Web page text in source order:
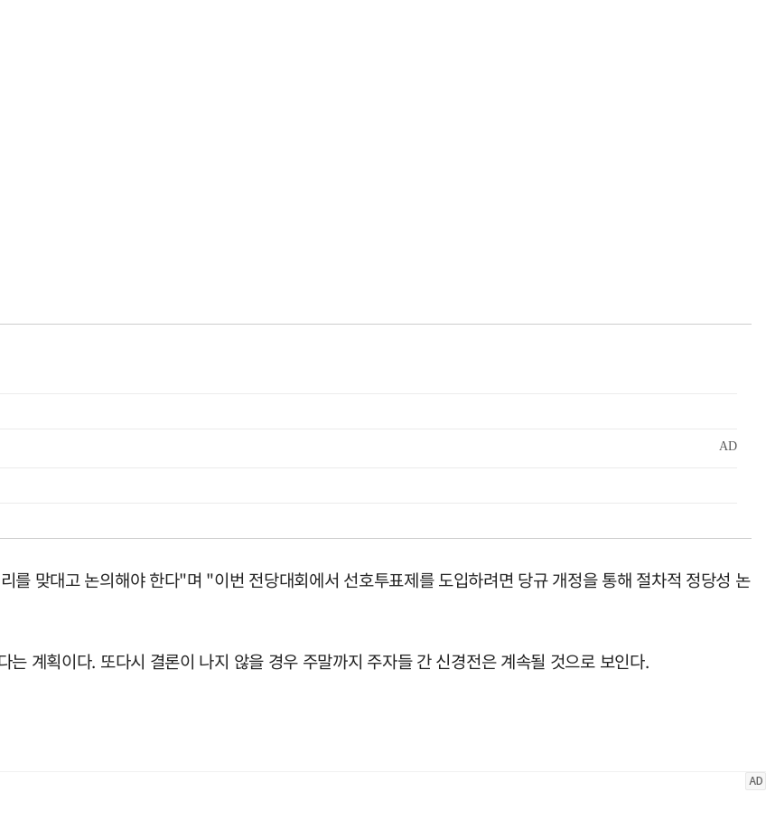
를 맞대고 논의해야 한다"며 "이번 전당대회에서 선호투표제를 도입하려면 당규 개정을 통해 절차적 정당성 논
계획이다. 또다시 결론이 나지 않을 경우 주말까지 주자들 간 신경전은 계속될 것으로 보인다.